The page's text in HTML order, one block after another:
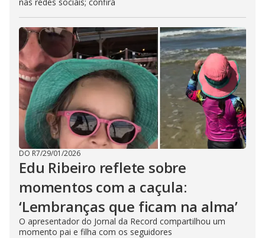
DO R7/29/01/2026
Edu Ribeiro reflete sobre
momentos com a caçula:
‘Lembranças que ficam na alma’
O apresentador do Jornal da Record compartilhou um
momento pai e filha com os seguidores